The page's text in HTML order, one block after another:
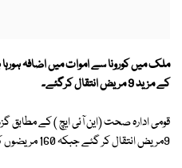
کے مزید 9 مریض انتقال کرگئے۔
9مریض انتقال کر گئے جبکہ 160 مریضوں کی حالت تشویشناک ہے۔